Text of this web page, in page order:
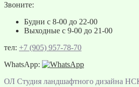
Звоните:
Будни с 8-00 до 22-00
Выходные с 9-00 до 21-00
тел: +7 (905) 957-78-70
WhatsApp:
ОЛ Студия ландшафтного дизайна